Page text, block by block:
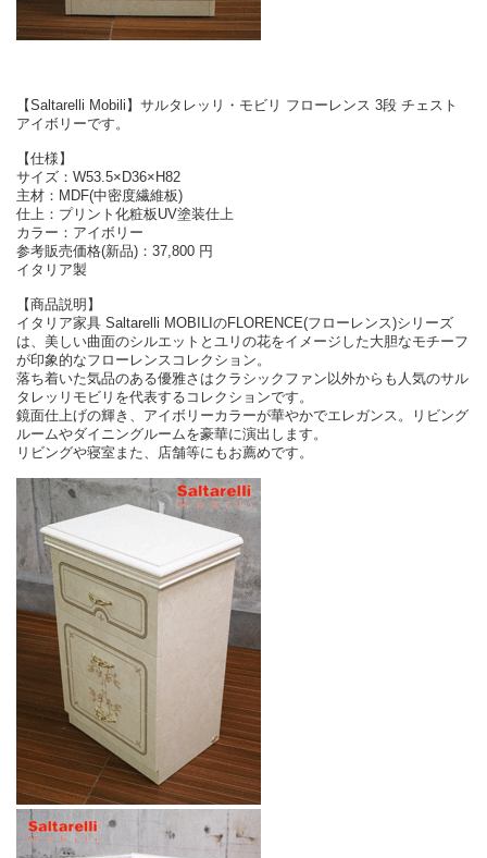
【Saltarelli Mobili】サルタレッリ・モビリ フローレンス 3段 チェスト
アイボリーです。
【仕様】
サイズ：W53.5×D36×H82
主材：MDF(中密度繊維板)
仕上：プリント化粧板UV塗装仕上
カラー：アイボリー
参考販売価格(新品)：37,800 円
イタリア製
【商品説明】
イタリア家具 Saltarelli MOBILIのFLORENCE(フローレンス)シリーズ
は、美しい曲面のシルエットとユリの花をイメージした大胆なモチーフ
が印象的なフローレンスコレクション。
落ち着いた気品のある優雅さはクラシックファン以外からも人気のサル
タレッリモビリを代表するコレクションです。
鏡面仕上げの輝き、アイボリーカラーが華やかでエレガンス。リビング
ルームやダイニングルームを豪華に演出します。
リビングや寝室また、店舗等にもお薦めです。